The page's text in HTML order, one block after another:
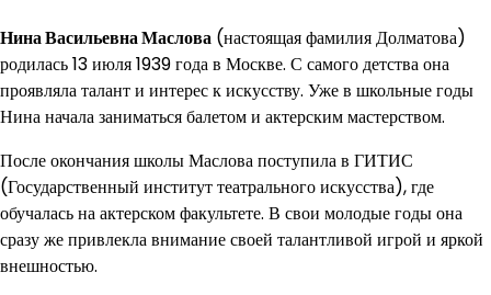
Нина Васильевна Маслова (настоящая фамилия Долматова)
родилась 13 июля 1939 года в Москве. С самого детства она
проявляла талант и интерес к искусству. Уже в школьные годы
Нина начала заниматься балетом и актерским мастерством.
После окончания школы Маслова поступила в ГИТИС
(Государственный институт театрального искусства), где
обучалась на актерском факультете. В свои молодые годы она
сразу же привлекла внимание своей талантливой игрой и яркой
внешностью.